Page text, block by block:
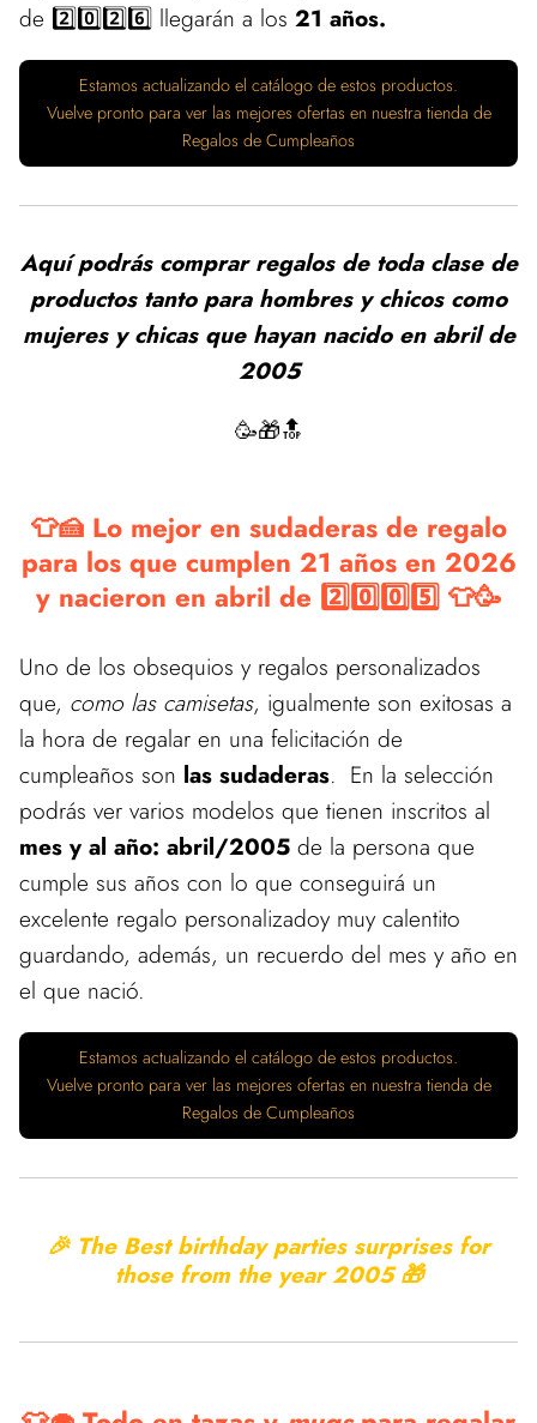
de 2️⃣0️⃣2️⃣6️⃣ llegarán a los 21 años.
Estamos actualizando el catálogo de estos productos.
Vuelve pronto para ver las mejores ofertas en nuestra tienda de
Regalos de Cumpleaños
Aquí podrás comprar regalos de toda clase de
productos tanto para hombres y chicos como
mujeres y chicas que hayan nacido en abril de
2005
🥳🎁🔝
👕🍰 Lo mejor en sudaderas de regalo
para los que cumplen 21 años en 2026
y nacieron en abril de 2️⃣0️⃣0️⃣5️⃣ 👕🥳
Uno de los obsequios y regalos personalizados
que, como las camisetas, igualmente son exitosas a
la hora de regalar en una felicitación de
cumpleaños son las sudaderas. En la selección
podrás ver varios modelos que tienen inscritos al
mes y al año: abril/2005 de la persona que
cumple sus años con lo que conseguirá un
excelente regalo personalizadoy muy calentito
guardando, además, un recuerdo del mes y año en
el que nació.
Estamos actualizando el catálogo de estos productos.
Vuelve pronto para ver las mejores ofertas en nuestra tienda de
Regalos de Cumpleaños
🎉 The Best birthday parties surprises for
those from the year2005 🎁